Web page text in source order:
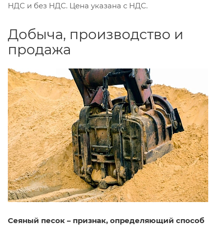
НДС и без НДС. Цена указана с НДС.
Добыча, производство и
продажа
Сеяный песок – признак, определяющий способ